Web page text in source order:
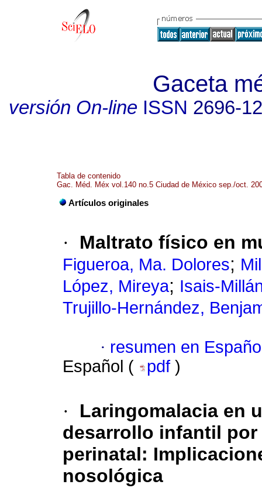
Gaceta
versión On-lineISSN 2696-
Tabla de contenido
Gac. Méd. Méx vol.140 no.5 Ciudad de México sep./oct.
Artículos originales
· Maltrato físico en
Figueroa, Ma. Dolores;
López, Mireya; Isais-
Trujillo-Hernández,
· resumen en
Español (
pdf )
·
Laringomalacia en
desarrollo infantil por
perinatal:
nosológica